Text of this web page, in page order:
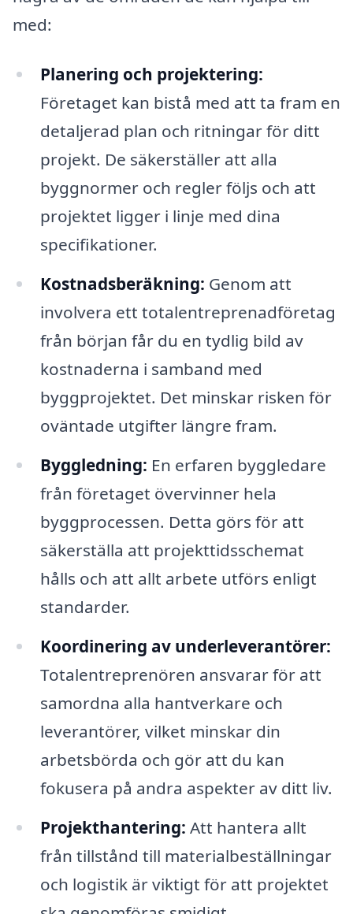
med:
Planering och projektering:
Företaget kan bistå med att ta fram en
detaljerad plan och ritningar för ditt
projekt. De säkerställer att alla
byggnormer och regler följs och att
projektet ligger i linje med dina
specifikationer.
Kostnadsberäkning: Genom att
involvera ett totalentreprenadföretag
från början får du en tydlig bild av
kostnaderna i samband med
byggprojektet. Det minskar risken för
oväntade utgifter längre fram.
Byggledning: En erfaren byggledare
från företaget övervinner hela
byggprocessen. Detta görs för att
säkerställa att projekttidsschemat
hålls och att allt arbete utförs enligt
standarder.
Koordinering av underleverantörer:
Totalentreprenören ansvarar för att
samordna alla hantverkare och
leverantörer, vilket minskar din
arbetsbörda och gör att du kan
fokusera på andra aspekter av ditt liv.
Projekthantering: Att hantera allt
från tillstånd till materialbeställningar
och logistik är viktigt för att projektet